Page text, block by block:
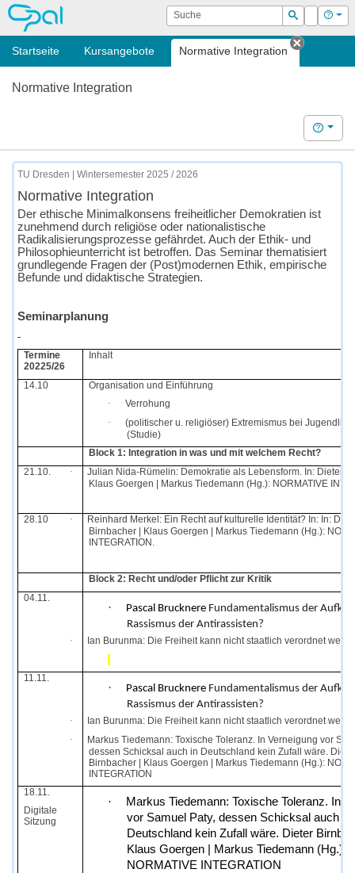
OPAL Suche
Suchen
Login Hilfe
Startseite Kursangebote Normative Integration
Tab
Normative Integration
Hilfe
TU Dresden | Wintersemester 2025 / 2026
Normative Integration
Der ethische Minimalkonsens freiheitlicher Demokratien ist
zunehmend durch religiöse oder nationalistische
Radikalisierungsprozesse gefährdet. Auch der Ethik- und
Philosophieunterricht ist betroffen. Das Seminar thematisiert
grundlegende Fragen der (Post)modernen Ethik, empirische
Befunde und didaktische Strategien.
Seminarplanung
Termine
20225/26
Inhalt
14.10
Organisation und Einführung
·
Verrohung
·
(politischer u. religiöser) Extremismus bei
(Studie)
Block 1: Integration in was und mit welchem Recht?
21.10.
·
Julian Nida-Rümelin: Demokratie als Lebensform. In: Dieter
Klaus Goergen | Markus Tiedemann (Hg.): NORMATIVE
28.10 ·
Reinhard Merkel: Ein Recht auf kulturelle Identität? In: In:
Birnbacher | Klaus Goergen | Markus Tiedemann (Hg.):
INTEGRATION.
Block 2: Recht und/oder Pflicht zur Kritik
04.11.
· Pascal Brucknere Fundamentalismus der
Rassismus der Antirassisten?
· Ian Burunma: Die Freiheit kann nicht staatlich verordnet
11.11.
· Pascal Brucknere Fundamentalismus der
Rassismus der Antirassisten?
·
Ian Burunma: Die Freiheit kann nicht staatlich verordnet
·
Markus Tiedemann: Toxische Toleranz. In Verneigung vor
dessen Schicksal auch in Deutschland kein Zufall wäre.
Birnbacher | Klaus Goergen | Markus Tiedemann (Hg.):
INTEGRATION
18.11.
Digitale
Sitzung
·
Markus Tiedemann: Toxische Toleranz. In
vor Samuel Paty, dessen Schicksal auch in
Deutschland kein Zufall wäre. Dieter
Klaus Goergen | Markus Tiedemann (Hg.):
NORMATIVE INTEGRATION